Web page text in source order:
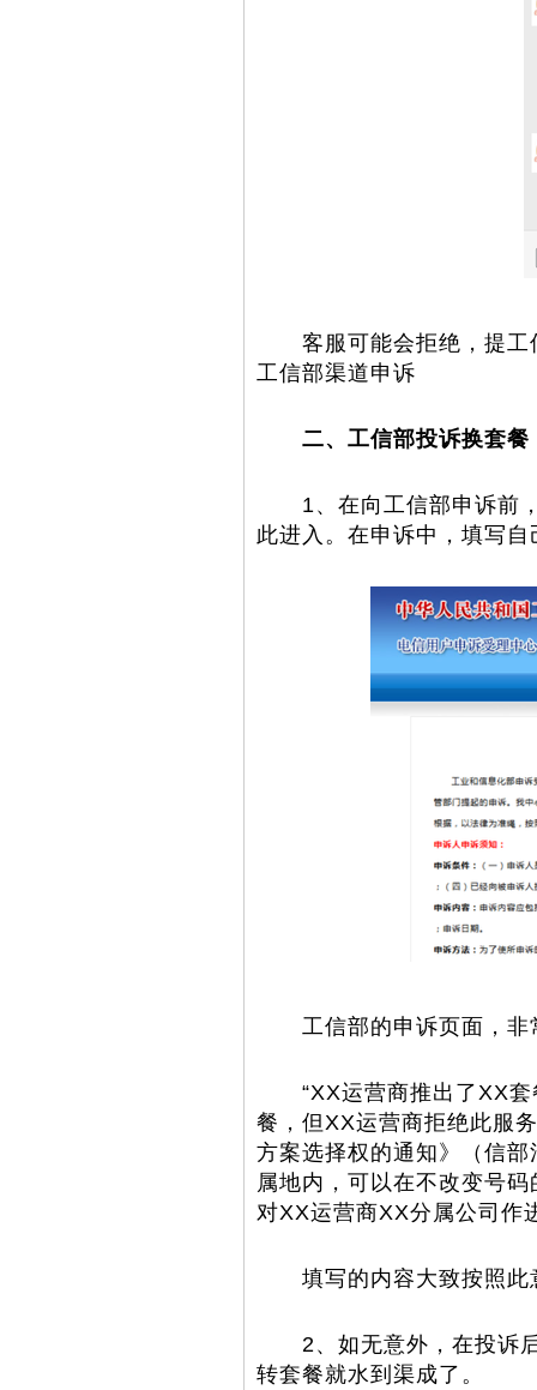
客服可能会拒绝，提工
工信部渠道申诉
二、工信部投诉换套餐
1、在向工信部申诉前，
此进入。在申诉中，填写
工信部的申诉页面，非
“XX运营商推出了XX套
餐，但XX运营商拒绝此服
方案选择权的通知》（信
属地内，可以在不改变号
对XX运营商XX分属公司作
填写的内容大致按照此
2、如无意外，在投诉后
转套餐就水到渠成了。